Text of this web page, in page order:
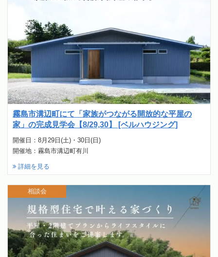
霧島市溝辺町にて「家族がつながる開放的な平屋の
家」の完成見学会【8/29,30】 [ベルハウジング]
開催日：8月29日(土)・30日(日)
開催地：霧島市溝辺町有川
詳細を見る
相談会